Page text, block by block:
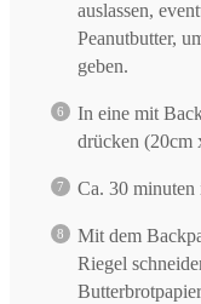
auslassen,
Peanutbutter,
geben.
In eine mit
drücken (20cm
Ca. 30 minuten
Mit dem
Riegel